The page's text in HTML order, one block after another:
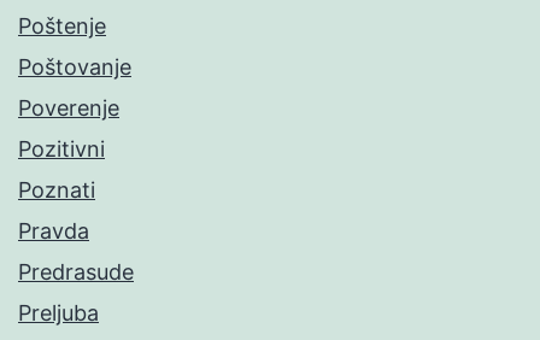
Poštenje
Poštovanje
Poverenje
Pozitivni
Poznati
Pravda
Predrasude
Preljuba